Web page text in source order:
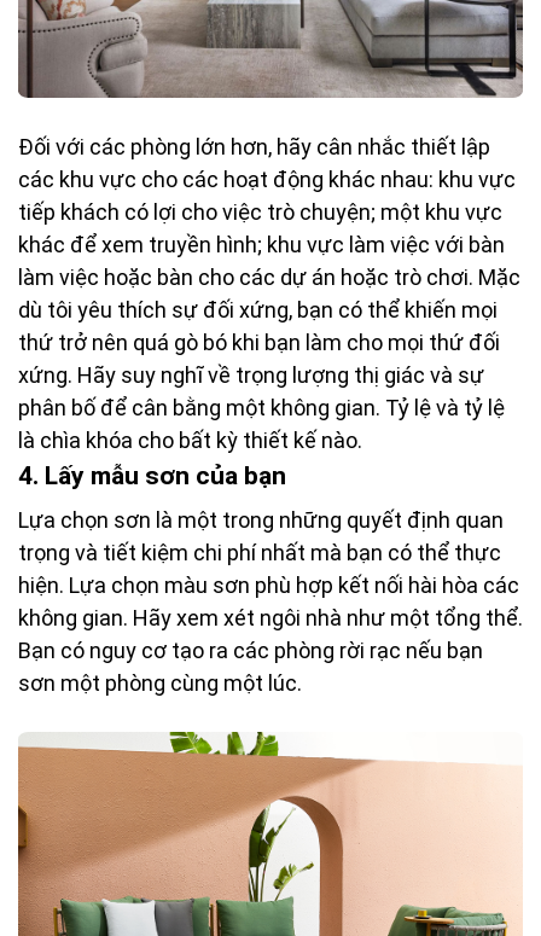
Đối với các phòng lớn hơn, hãy cân nhắc thiết lập
các khu vực cho các hoạt động khác nhau: khu vực
tiếp khách có lợi cho việc trò chuyện; một khu vực
khác để xem truyền hình; khu vực làm việc với bàn
làm việc hoặc bàn cho các dự án hoặc trò chơi. Mặc
dù tôi yêu thích sự đối xứng, bạn có thể khiến mọi
thứ trở nên quá gò bó khi bạn làm cho mọi thứ đối
xứng. Hãy suy nghĩ về trọng lượng thị giác và sự
phân bố để cân bằng một không gian. Tỷ lệ và tỷ lệ
là chìa khóa cho bất kỳ thiết kế nào.
4. Lấy mẫu sơn của bạn
Lựa chọn sơn là một trong những quyết định quan
trọng và tiết kiệm chi phí nhất mà bạn có thể thực
hiện. Lựa chọn màu sơn phù hợp kết nối hài hòa các
không gian. Hãy xem xét ngôi nhà như một tổng thể.
Bạn có nguy cơ tạo ra các phòng rời rạc nếu bạn
sơn một phòng cùng một lúc.